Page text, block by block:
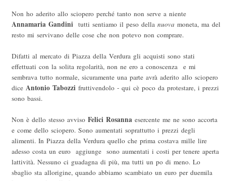
Non ho aderito allo sciopero perché tanto non serve a niente 
Annamaria Gandini  tutti sentiamo il peso della nuova moneta, ma del
resto mi servivano delle cose che non potevo non comprare.
Difatti al mercato di Piazza della Verdura gli acquisti sono stati
effettuati con la solita regolarità, non ne ero a conoscenza e mi
sembrava tutto normale, sicuramente una parte avrà aderito allo sciopero 
dice Antonio Tabozzi fruttivendolo - qui cè poco da protestare, i prezzi
sono bassi.
Non è dello stesso avviso Felici Rosanna esercente me ne sono accorta
e come dello sciopero. Sono aumentati soprattutto i prezzi degli
alimenti. In Piazza della Verdura quello che prima costava mille lire
adesso costa un euro  aggiunge  sono aumentati i costi per tenere aperta
lattività. Nessuno ci guadagna di più, ma tutti un po di meno. Lo
sbaglio sta allorigine, quando abbiamo scambiato un euro per duemila